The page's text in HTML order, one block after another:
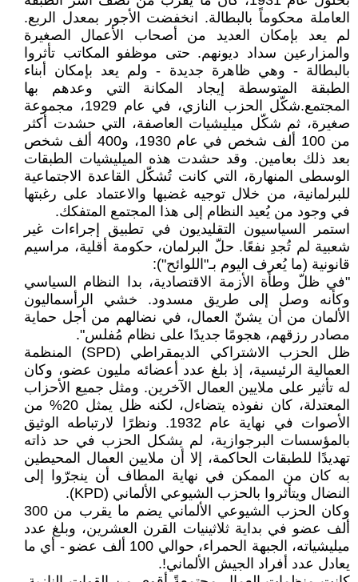
العاملة محكوماً بالبطالة. انخفضت الأجور بمعدل الربع.
لم يعد بإمكان العديد من أصحاب الأعمال الصغيرة
والمزارعين سداد ديونهم. حتى موظفو المكاتب تأثروا
بالبطالة - وهي ظاهرة جديدة - ولم يعد بإمكان أبناء
الطبقة المتوسطة إيجاد المكانة التي وعدهم بها
المجتمع.شكّل الحزب النازي، في عام 1929، مجموعة
صغيرة، ثم شكّل ميليشيات العاصفة، التي حشدت أكثر
من 100 ألف شخص في عام 1930، و400 ألف شخص
بعد ذلك بعامين. وقد حشدت هذه الميليشيات الطبقات
الوسطى المنهارة، التي كانت تُشكّل القاعدة الاجتماعية
للبرلمانية، من خلال توجيه غضبها والاعتماد على رغبتها
في وجود من يُعيد النظام إلى هذا المجتمع المتفكك.
استمر السياسيون التقليديون في تطبيق إجراءات غير
شعبية لم تُجدِ نفعًا. حلّ البرلمان، حكومة أقلية، مراسيم
قانونية (ما يُعرف اليوم بـ"اللوائح"):
"في ظلّ وطأة الأزمة الاقتصادية، بدا النظام السياسي
وكأنه وصل إلى طريق مسدود. خشي الرأسماليون
الألمان من أن يشنّ العمال، في نضالهم من أجل حماية
مصادر رزقهم، هجومًا جديدًا على نظام مُفلس".
ظل الحزب الاشتراكي الديمقراطي (SPD) المنظمة
العمالية الرئيسية، إذ بلغ عدد أعضائه مليون عضو، وكان
له تأثير على ملايين العمال الآخرين. ومثل جميع الأحزاب
المعتدلة، كان نفوذه يتضاءل، لكنه ظل يمثل 20% من
الأصوات في نهاية عام 1932. ونظرًا لارتباطه الوثيق
بالمؤسسات البرجوازية، لم يشكل الحزب في حد ذاته
تهديدًا للطبقات الحاكمة، إلا أن ملايين العمال المحيطين
به كان من الممكن في نهاية المطاف أن ينجرّوا إلى
النضال ويتأثروا بالحزب الشيوعي الألماني (KPD).
وكان الحزب الشيوعي الألماني يضم ما يقرب من 300
ألف عضو في بداية ثلاثينيات القرن العشرين، وبلغ عدد
ميليشياته، الجبهة الحمراء، حوالي 100 ألف عضو - أي ما
يعادل عدد أفراد الجيش الألماني!.